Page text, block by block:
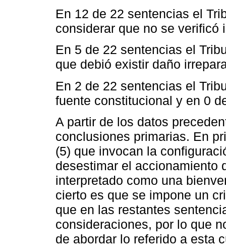
En 12 de 22 sentencias el
considerar que no se verificó
En 5 de 22 sentencias el
que debió existir daño
En 2 de 22 sentencias el
fuente constitucional y en 0
A partir de los datos
conclusiones primarias. En
(5) que invocan la
desestimar el accionamiento
interpretado como una
cierto es que se impone un
que en las restantes
consideraciones, por lo que
de abordar lo referido a esta